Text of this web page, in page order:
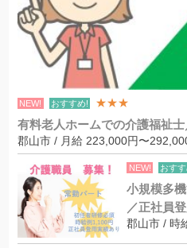
NEW! おすすめ! ★★★
有料老人ホームでの介護福祉
郡山市 / 月給 223,000円〜
NEW! おす
小規模多
／正社員
郡山市 / 時